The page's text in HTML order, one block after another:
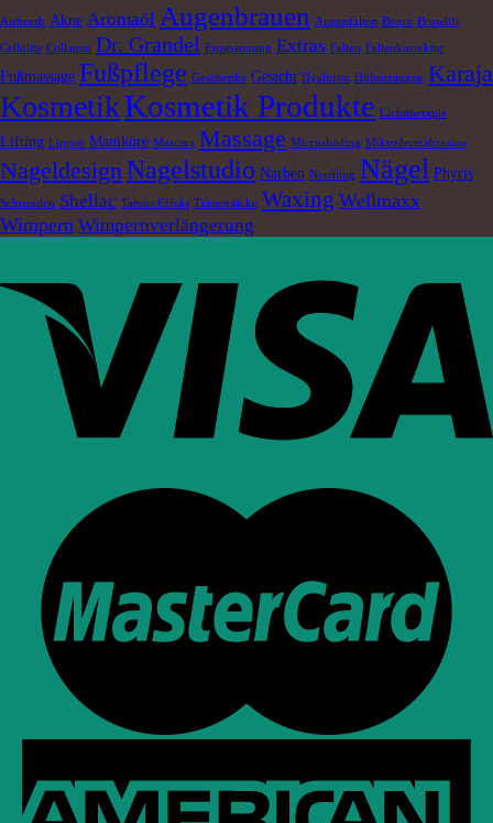
Airbrush Akne Aromaöl Augenbrauen Augenfalten Botox Browlift
Cellulite Collagen Dr. Grandel Entspannung Extras Falten Faltenkorrektur
Fußmassage Fußpflege Geschenke Gesicht Hyaluron Hühneraugen Karaja
KosmetikKosmetik Produkte Lichttherapie
Lifting Lippen Maniküre Mascara Massage Microshading Mikrodermabrasion
NageldesignNagelstudio Narben Needling Nägel Phyris
Schrunden Shellac Tattoo-Effekt Tränensäcke Waxing Wellmaxx
Wimpern Wimpernverlängerung